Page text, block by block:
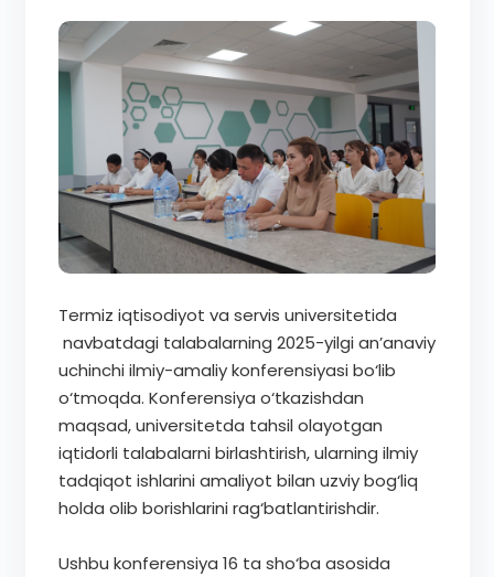
Termiz iqtisodiyot va servis universitetida
navbatdagi talabalarning 2025-yilgi an’anaviy
uchinchi ilmiy-amaliy konferensiyasi bo‘lib
o‘tmoqda. Konferensiya o‘tkazishdan
maqsad, universitetda tahsil olayotgan
iqtidorli talabalarni birlashtirish, ularning ilmiy
tadqiqot ishlarini amaliyot bilan uzviy bog‘liq
holda olib borishlarini rag‘batlantirishdir.
Ushbu konferensiya 16 ta sho‘ba asosida